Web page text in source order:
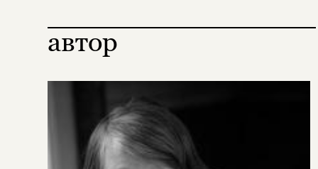
автор
Копировать
ссылку
Вконтакте Телеграм